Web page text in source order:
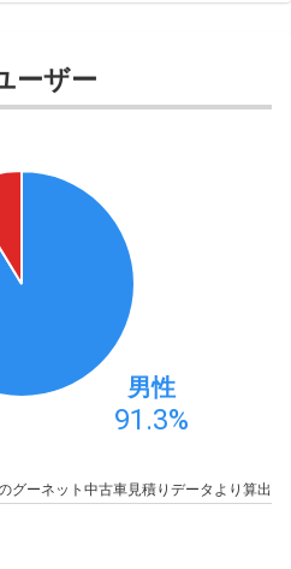
ーザー
男性
91.3%
グーネット中古車見積りデータより算出